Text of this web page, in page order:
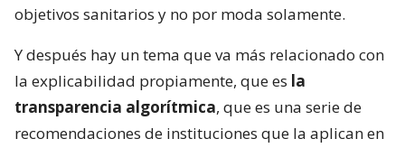
objetivos sanitarios y no por moda solamente.
Y después hay un tema que va más relacionado con
la explicabilidad propiamente, que es la
transparencia algorítmica, que es una serie de
recomendaciones de instituciones que la aplican en